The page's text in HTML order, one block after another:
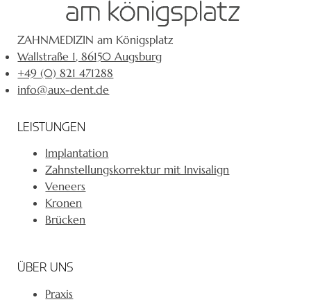
ZAHNMEDIZIN am Königsplatz
Wallstraße 1, 86150 Augsburg
+49 (0) 821 471288
info@aux-dent.de
LEISTUNGEN
Implantation
Zahnstellungskorrektur mit Invisalign
Veneers
Kronen
Brücken
ÜBER UNS
Praxis